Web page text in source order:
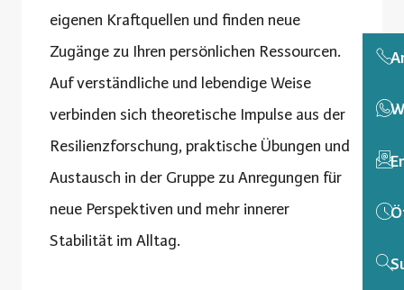
eigenen Kraftquellen und finden neue
Zugänge zu Ihren persönlichen Ressourcen.
Auf verständliche und lebendige Weise
verbinden sich theoretische Impulse aus der
Resilienzforschung, praktische Übungen und
Austausch in der Gruppe zu Anregungen für
neue Perspektiven und mehr innerer
Stabilität im Alltag.